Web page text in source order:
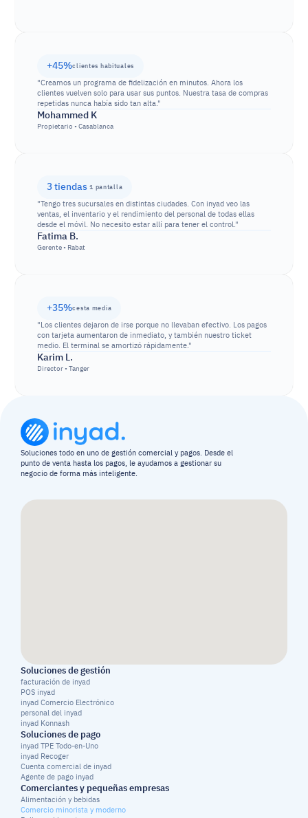
+45%clientes habituales
"Creamos un programa de fidelización en minutos. Ahora los
clientes vuelven solo para usar sus puntos. Nuestra tasa de compras
repetidas nunca había sido tan alta."
Mohammed K
Propietario • Casablanca
3 tiendas 1 pantalla
"Tengo tres sucursales en distintas ciudades. Con inyad veo las
ventas, el inventario y el rendimiento del personal de todas ellas
desde el móvil. No necesito estar allí para tener el control."
Fatima B.
Gerente • Rabat
+35%cesta media
"Los clientes dejaron de irse porque no llevaban efectivo. Los pagos
con tarjeta aumentaron de inmediato, y también nuestro ticket
medio. El terminal se amortizó rápidamente."
Karim L.
Director • Tanger
Soluciones todo en uno de gestión comercial y pagos. Desde el
punto de venta hasta los pagos, le ayudamos a gestionar su
negocio de forma más inteligente.
Soluciones de gestión
facturación de inyad
POS inyad
inyad Comercio Electrónico
personal del inyad
inyad Konnash
Soluciones de pago
inyad TPE Todo-en-Uno
inyad Recoger
Cuenta comercial de inyad
Agente de pago inyad
Comerciantes y pequeñas empresas
Alimentación y bebidas
Comercio minorista y moderno